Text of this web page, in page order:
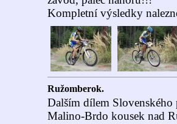
Kompletní výsledky
Ružomberok.
Dalším dílem Slovenského
Malino-Brdo kousek nad